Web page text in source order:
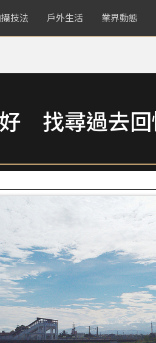
技法 戶外生活 業界動態
找尋過去回